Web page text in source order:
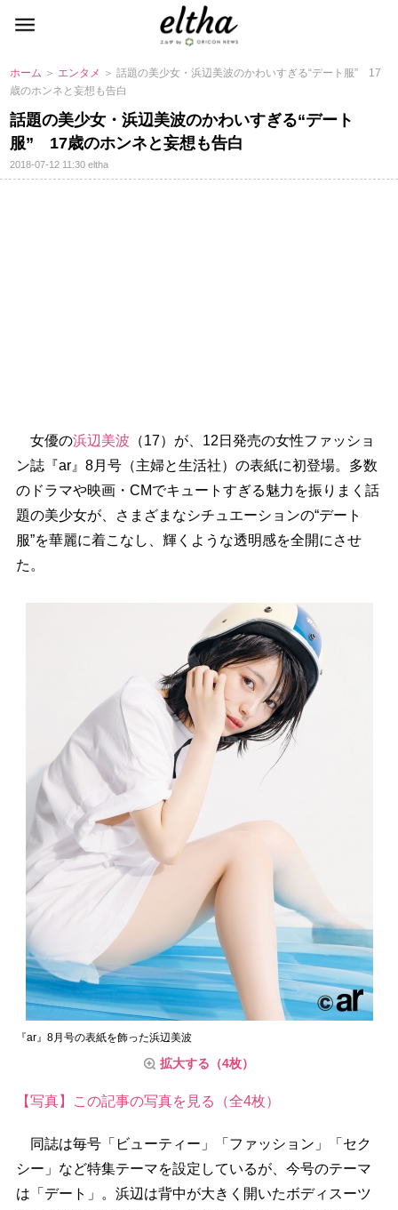
ホーム ＞ エンタメ ＞ 話題の美少女・浜辺美波のかわいすぎる“デート服” 17
歳のホンネと妄想も告白
話題の美少女・浜辺美波のかわいすぎる“デート
服” 17歳のホンネと妄想も告白
2018-07-12 11:30eltha
女優の浜辺美波 （17）が、12日発売の女性ファッショ
ン誌『ar』8月号（主婦と生活社）の表紙に初登場。多数
のドラマや映画・CMでキュートすぎる魅力を振りまく話
題の美少女が、さまざまなシチュエーションの“デート
服”を華麗に着こなし、輝くような透明感を全開にさせ
た。
『ar』8月号の表紙を飾った浜辺美波
拡大する（4枚）
【写真】この記事の写真を見る（全4枚）
同誌は毎号「ビューティー」「ファッション」「セク
シー」など特集テーマを設定しているが、今号のテーマ
は「デート」。浜辺は背中が大きく開いたボディスーツ